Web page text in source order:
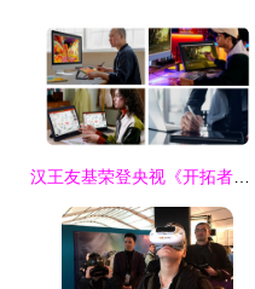
汉王友基荣登央视《开拓者》 以创新绘写科技，致敬创意的力量